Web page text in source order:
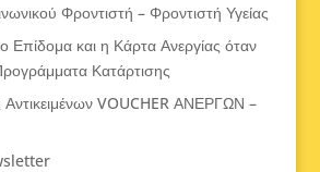
Φροντιστή – Φροντιστή Υγείας
Επίδομα και η Κάρτα Ανεργίας όταν
Κατάρτισης
Αντικειμένων VOUCHER ΑΝΕΡΓΩΝ –